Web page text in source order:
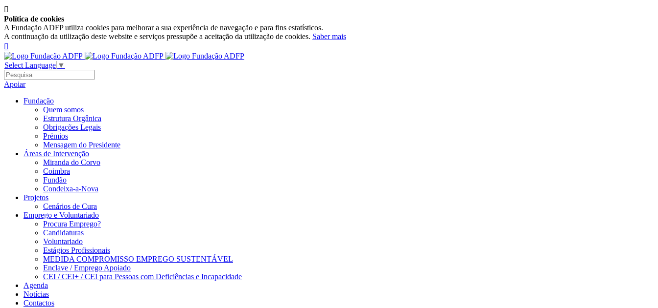

Política de cookies
A Fundação ADFP utiliza cookies para melhorar a sua experiência de navegação e para fins estatísticos.
A continuação da utilização deste website e serviços pressupõe a aceitação da utilização de cookies. Saber mais

Select Language ▼
Apoiar
Fundação
Quem somos
Estrutura Orgânica
Obrigações Legais
Prémios
Mensagem do Presidente
Áreas de Intervenção
Miranda do Corvo
Coimbra
Fundão
Condeixa-a-Nova
Projetos
Cenários de Cura
Emprego e Voluntariado
Procura Emprego?
Candidaturas
Voluntariado
Estágios Profissionais
MEDIDA COMPROMISSO EMPREGO SUSTENTÁVEL
Enclave / Emprego Apoiado
CEI / CEI+ / CEI para Pessoas com Deficiências e Incapacidade
Agenda
Notícias
Contactos